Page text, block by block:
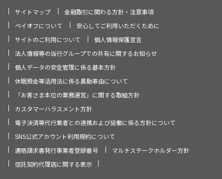
サイトマップ
金融取引に関わる方針・注意事項
ペイオフについて
安心してご利用いただくために
サイトのご利用について
個人情報保護宣言
法人情報等の当行グループでの共有に関するお知らせ
個人データの安全管理に係る基本方針
休眠預金等活用法に係る異動事由について
「お客さま本位の業務運営」に関する取組方針
カスタマーハラスメント方針
電子決済等代行業者との連携および協働に係る方針について
SNS公式アカウント利用規約について
適格請求書発行事業者登録番号
マルチステークホルダー方針
信託契約代理店に関する表示